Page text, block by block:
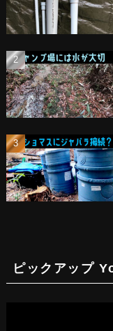
ピックアップ